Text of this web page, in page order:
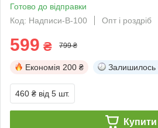
Готово до відправки
Код: Надписи-B-100
Опт і роздріб
599 ₴ 799 ₴
Економія 200 ₴ Залишилось
460 ₴ від 5 шт.
Купити